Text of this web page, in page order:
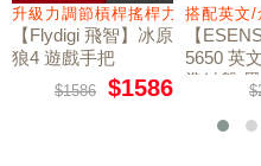
墊
升級力調節槓桿搖桿力切換扳機
【Flydigi 飛智】冰原
狼4 遊戲手把
$1586 $1586
搭配英文
【
5650 英
準鍵盤